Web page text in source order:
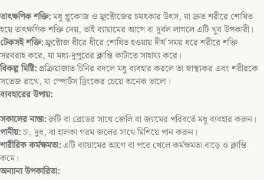
তাৎক্ষণিক শক্তি:মধু গ্লুকোজ ও ফ্রুক্টোজের চমৎকার উৎস, যা দ্রুত শরীরে শোষিত
হয়ে তাৎক্ষণিক শক্তি দেয়, তাই ব্যায়ামের আগে বা দুর্বল লাগলে এটি খুব উপকারী।
টেকসই শক্তি:ফ্রুক্টোজ ধীরে ধীরে শোষিত হওয়ায় দীর্ঘ সময় ধরে শরীরে শক্তি
সরবরাহ করে, যা মধ্য-দুপুরের ক্লান্তি কাটাতে সাহায্য করে।
বিকল্প মিষ্টি:প্রক্রিয়াজাত চিনির বদলে মধু ব্যবহার করলে তা স্বাস্থ্যকর এবং শরীরকে
সতেজ রাখে, যা স্পোর্টস ড্রিংকের চেয়ে অনেক ভালো।
ব্যবহারের উপায়:
সকালের নাস্তা:রুটি বা ব্রেডের সাথে জেলি বা জ্যামের পরিবর্তে মধু ব্যবহার করুন।
পানীয়:চা, দুধ, বা হালকা গরম জলের সাথে মিশিয়ে পান করুন।
শারীরিক কর্মক্ষমতা:এটি ব্যায়ামের আগে বা পরে খেলে কর্মক্ষমতা বাড়ে ও ক্লান্তি
কমে।
অন্যান্য উপকারিতা: